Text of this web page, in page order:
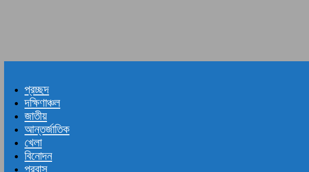
প্রচ্ছদ
দক্ষিণাঞ্চল
জাতীয়
আন্তর্জাতিক
খেলা
বিনোদন
প্রবাস